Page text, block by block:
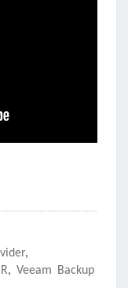
,
, Veeam Backup